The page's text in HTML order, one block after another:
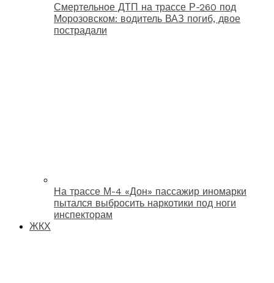
Смертельное ДТП на трассе Р-260 под
Морозовском: водитель ВАЗ погиб, двое
пострадали
На трассе М-4 «Дон» пассажир иномарки
пытался выбросить наркотики под ноги
инспекторам
ЖКХ